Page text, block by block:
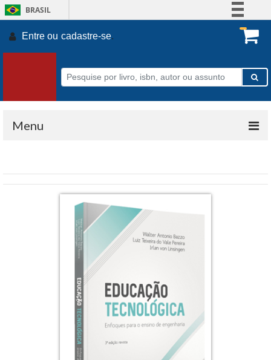
BRASIL
Participe
Acesso à informação
Legislação
Entre ou cadastre-se.
Menu